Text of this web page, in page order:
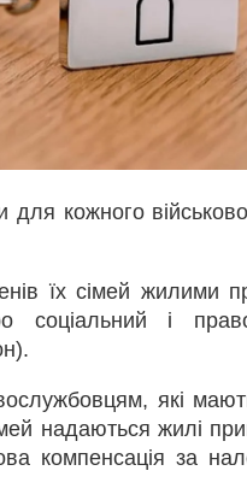
для кожного
їх сімей жилими
соціальний і
які
надаються жилі
компенсація за